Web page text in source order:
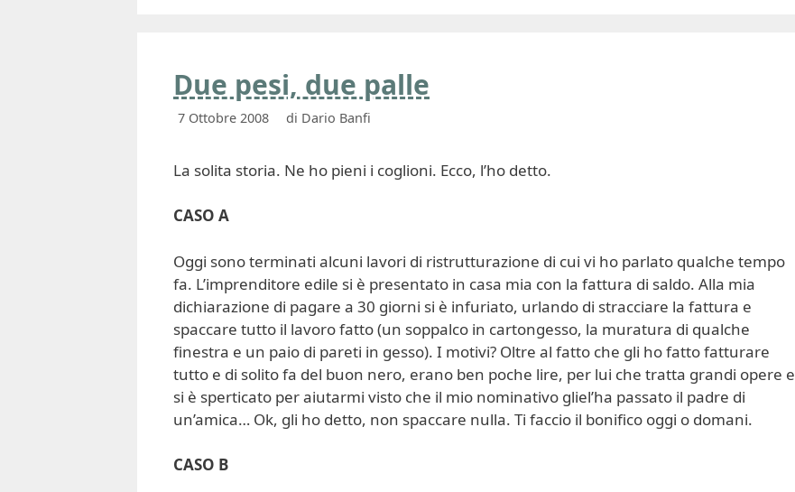
Due pesi, due palle
7 Ottobre 2008 di Dario Banfi
La solita storia. Ne ho pieni i coglioni. Ecco, l’ho detto.
CASO A
Oggi sono terminati alcuni lavori di ristrutturazione di cui vi ho parlato qualche tempo
fa. L’imprenditore edile si è presentato in casa mia con la fattura di saldo. Alla mia
dichiarazione di pagare a 30 giorni si è infuriato, urlando di stracciare la fattura e
spaccare tutto il lavoro fatto (un soppalco in cartongesso, la muratura di qualche
finestra e un paio di pareti in gesso). I motivi? Oltre al fatto che gli ho fatto fatturare
tutto e di solito fa del buon nero, erano ben poche lire, per lui che tratta grandi opere e
si è sperticato per aiutarmi visto che il mio nominativo gliel’ha passato il padre di
un’amica… Ok, gli ho detto, non spaccare nulla. Ti faccio il bonifico oggi o domani.
CASO B